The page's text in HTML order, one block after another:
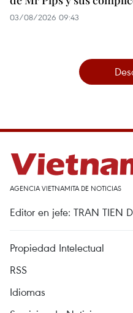
03/08/2026 09:43
AGENCIA VIETNAMITA DE NOTICIAS
Editor en jefe: TRAN TIEN
Propiedad Intelectual
RSS
Idiomas